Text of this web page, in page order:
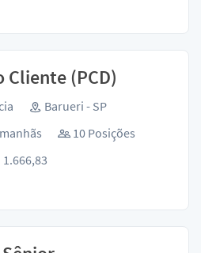
(PCD)
Barueri - SP
10 Posições
1.666,83